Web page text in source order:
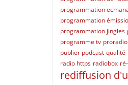
programmation
programmation
programmation jingles
programme tv proradio
publier podcast qualité
radio https radiobox
rediffusion